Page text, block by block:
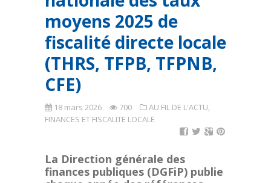
moyens 2025 de
fiscalité directe locale
(THRS, TFPB, TFPNB,
CFE)
18 mars 2026 700 AU FIL DE L'ACTU,
FINANCES ET FISCALITE LOCALE
La Direction générale des
finances publiques (DGFiP) publie